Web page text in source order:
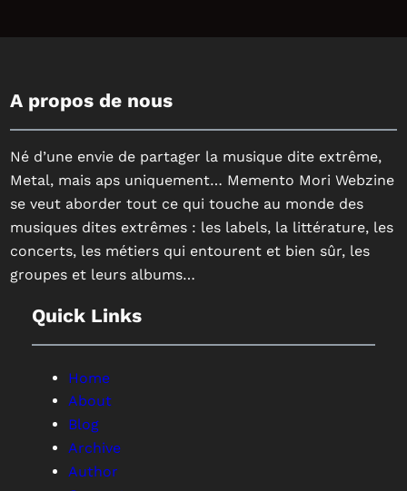
A propos de nous
Né d’une envie de partager la musique dite extrême,
Metal, mais aps uniquement… Memento Mori Webzine
se veut aborder tout ce qui touche au monde des
musiques dites extrêmes : les labels, la littérature, les
concerts, les métiers qui entourent et bien sûr, les
groupes et leurs albums…
Quick Links
Home
About
Blog
Archive
Author